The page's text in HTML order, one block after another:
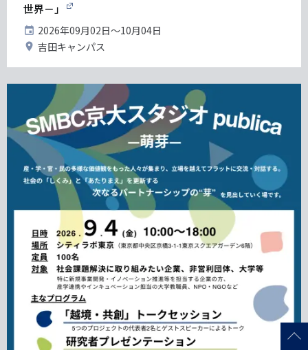
世界－」
開
催
日
2026年09月02日〜10月04日
開
地
吉田キャンパス